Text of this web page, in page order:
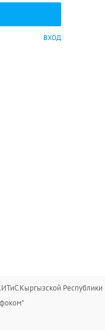
ВХОД
Кыргызской Республики